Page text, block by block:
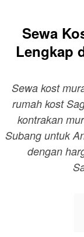
Sewa
Lengkap
Sewa kost
rumah kost
kontrakan
Subang untuk
dengan